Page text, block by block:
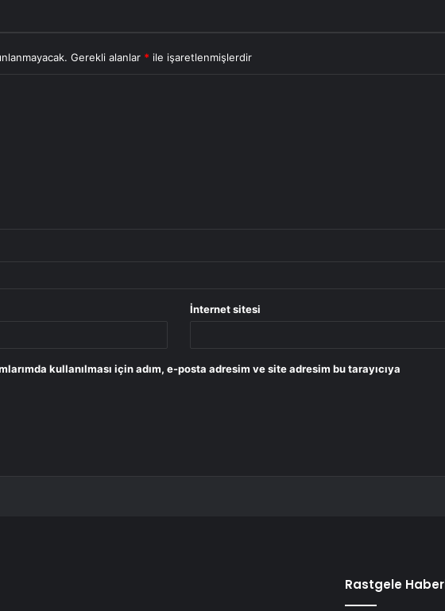
Gerekli alanlar * ile işaretlenmişlerdir
İnternet sitesi
kullanılması için adım, e-posta adresim ve site adresim bu tarayıcıya
Rastgele